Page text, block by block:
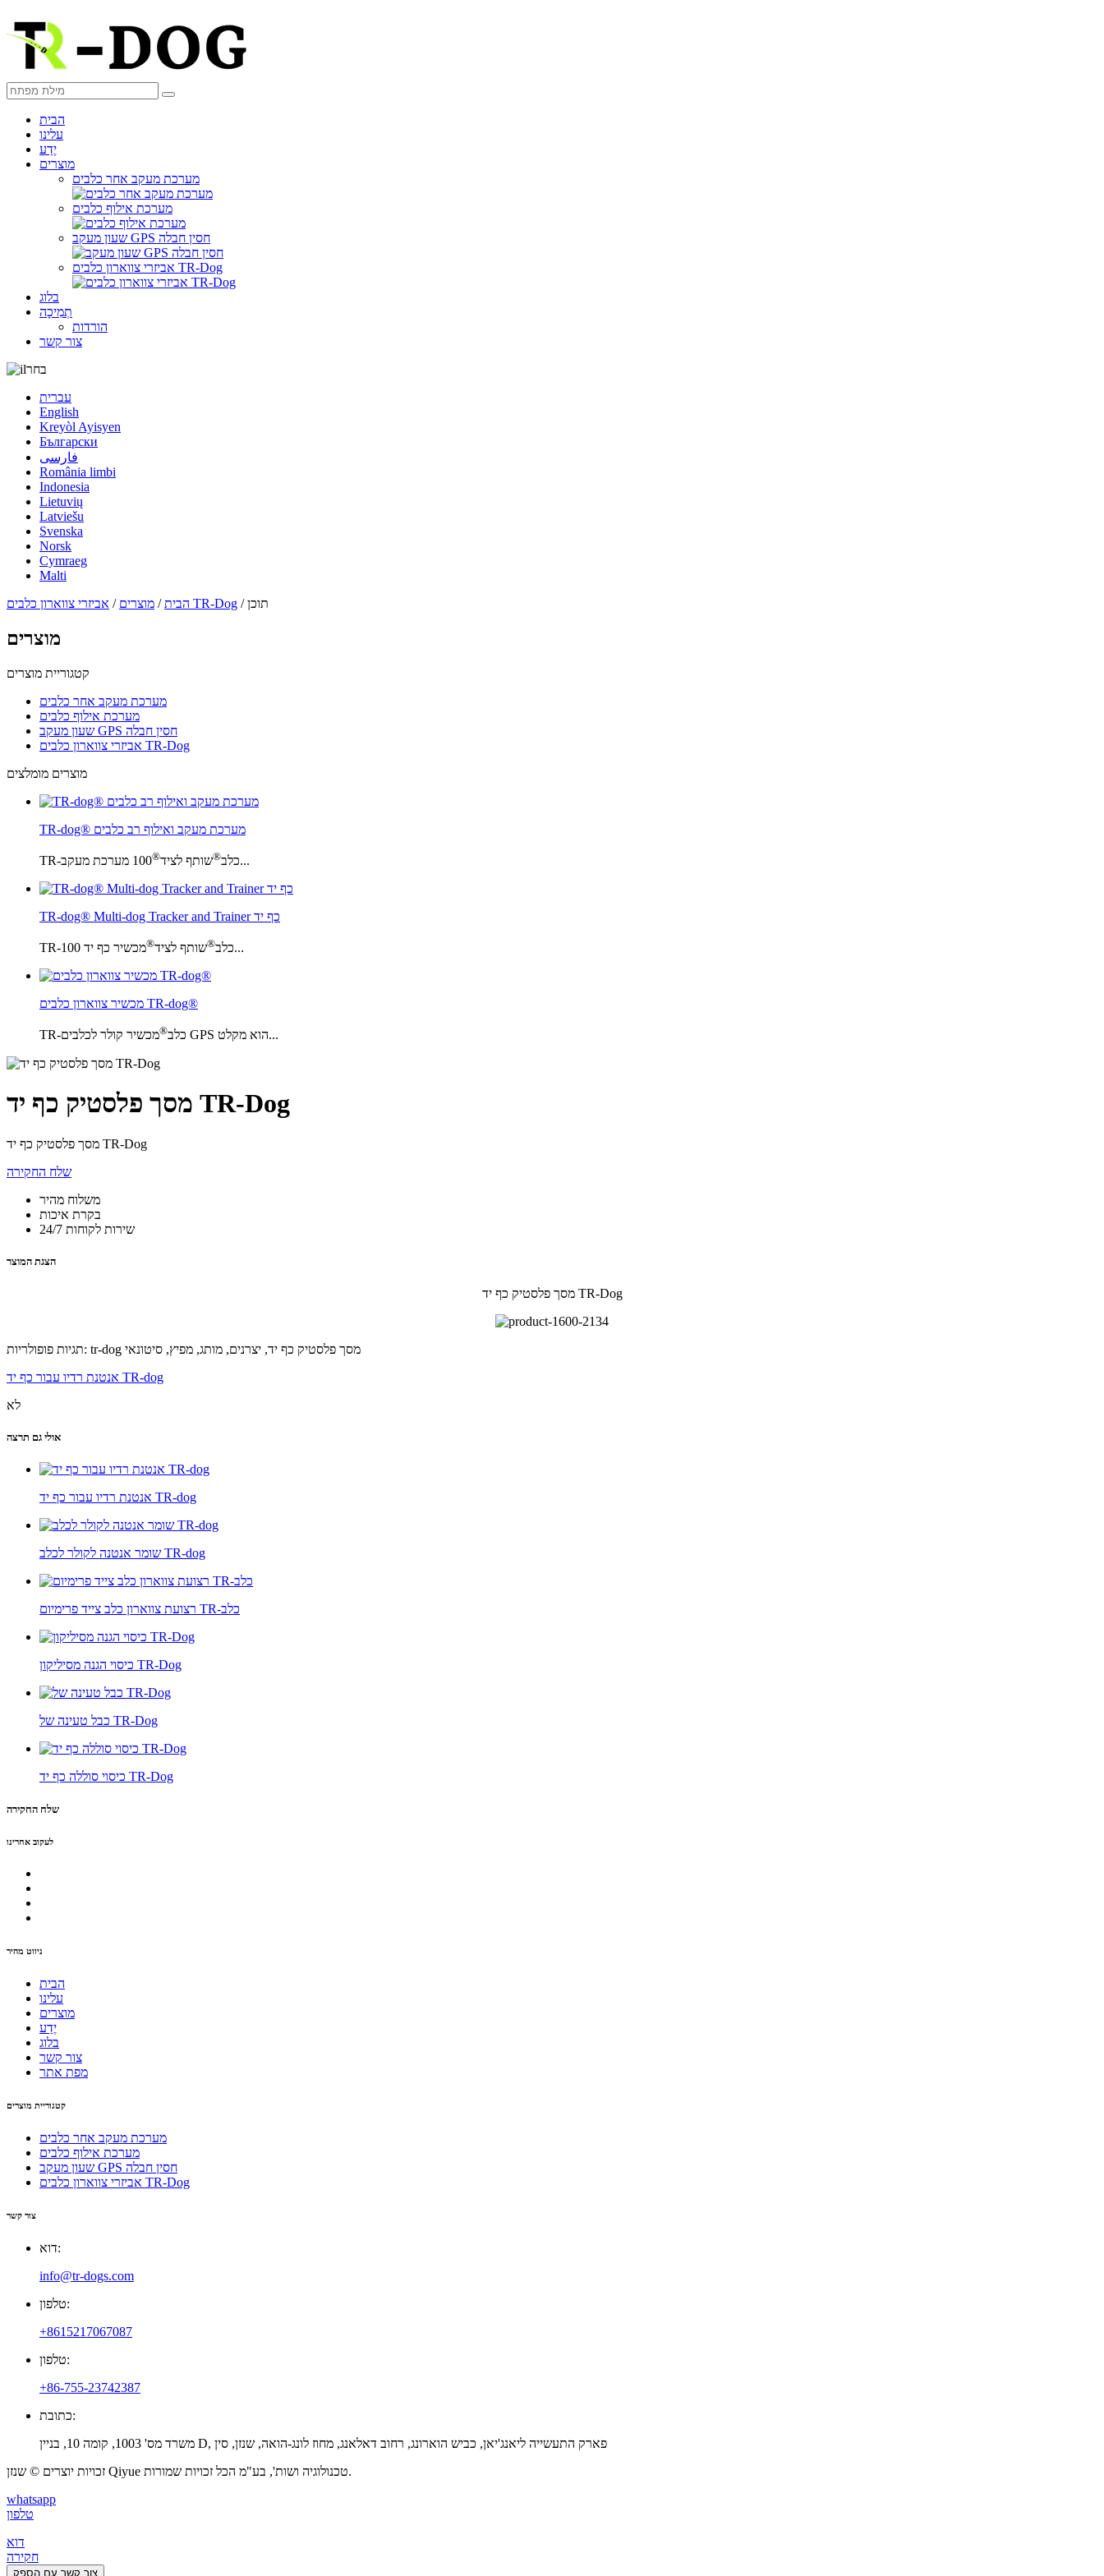
הבית
עלינו
יֶדַע
מוצרים
מערכת מעקב אחר כלבים
מערכת אילוף כלבים
שעון מעקב GPS חסין חבלה
אביזרי צווארון כלבים TR-Dog
בלוג
תְמִיכָה
הורדות
צור קשר
בחר
עברית
English
Kreyòl Ayisyen
Български
فارسی
România limbi
Indonesia
Lietuvių
Latviešu
Svenska
Norsk
Cymraeg
Malti
הבית/ מוצרים / אביזרי צווארון כלבים TR-Dog / תוכן
מוצרים
קטגוריית מוצרים
מערכת מעקב אחר כלבים
מערכת אילוף כלבים
שעון מעקב GPS חסין חבלה
אביזרי צווארון כלבים TR-Dog
מוצרים מומלצים
TR-dog® מערכת מעקב ואילוף רב כלבים
TR-כלב®שותף לציד® 100 מערכת מעקב...
TR-dog® Multi-dog Tracker and Trainer כף יד
TR-כלב®שותף לציד® מכשיר כף יד 100...
מכשיר צווארון כלבים TR-dog®
TR-כלב® מכשיר קולר לכלבים GPS הוא מקלט...
מסך פלסטיק כף יד TR-Dog
מסך פלסטיק כף יד TR-Dog
שלח החקירה
משלוח מהיר
בקרת איכות
שירות לקוחות 24/7
הצגת המוצר
מסך פלסטיק כף יד TR-Dog
תגיות פופולריות: tr-dog מסך פלסטיק כף יד, יצרנים, מותג, מפיץ, סיטונאי
אנטנת רדיו עבור כף יד TR-dog
לא
אולי גם תרצה
אנטנת רדיו עבור כף יד TR-dog
שומר אנטנה לקולר לכלב TR-dog
רצועת צווארון כלב צייד פרימיום TR-כלב
כיסוי הגנה מסיליקון TR-Dog
כבל טעינה של TR-Dog
כיסוי סוללה כף יד TR-Dog
שלח החקירה
לעקוב אחרינו
ניווט מהיר
הבית
עלינו
מוצרים
יֶדַע
בלוג
צור קשר
מפת אתר
קטגוריית מוצרים
מערכת מעקב אחר כלבים
מערכת אילוף כלבים
שעון מעקב GPS חסין חבלה
אביזרי צווארון כלבים TR-Dog
צור קשר
דוא:
info@tr-dogs.com
טלפון:
+8615217067087
טלפון:
+86-755-23742387
כתובת:
משרד מס' 1003, קומה 10, בניין D, פארק התעשייה ליאנג'יאן, כביש הוארונג, רחוב דאלאנג, מחוז לונג-הואה, שנזן, סין
זכויות יוצרים © שנזן Qiyue טכנולוגיה ושות', בע"מ הכל זכויות שמורות.
whatsapp
טלפון
דוא
חקירה
צור קשר עם הספק